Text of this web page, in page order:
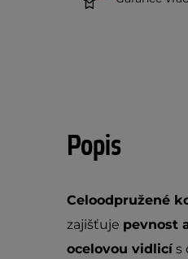
Popis
Celoodpružené
zajišťuje pevnost
ocelovou vidlicís